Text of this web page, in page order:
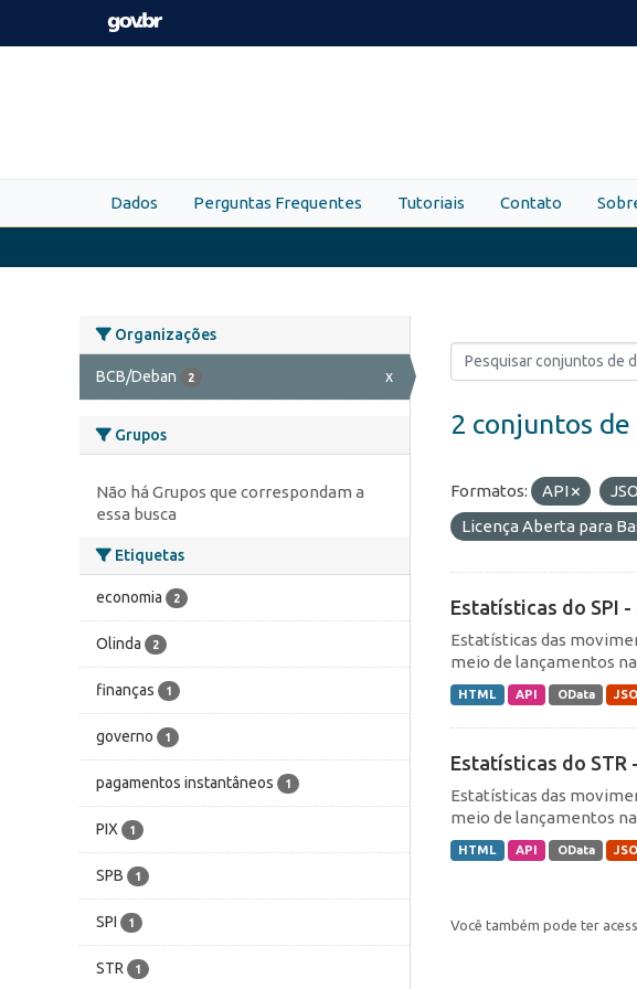
Skip to main content
Dados Perguntas Frequentes Tutoriais Contato
Organizações
BCB/Deban 2 x
Grupos
Não há Grupos que correspondam a
essa busca
Etiquetas
economia 2
Olinda 2
finanças 1
governo 1
pagamentos instantâneos 1
PIX 1
SPB 1
SPI 1
STR 1
2 conjuntos
Formatos: API
Licença Aberta para
Estatísticas do SPI
Estatísticas das
meio de lançamentos
HTML API OData
Estatísticas do STR
Estatísticas das
meio de lançamentos
HTML API OData
Você também pode ter